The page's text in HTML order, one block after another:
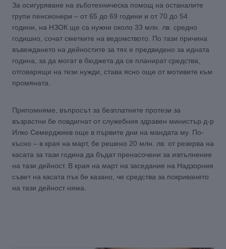
За осигуряване на зъботехническа помощ на останалите
групи пенсионери – от 65 до 69 години и от 70 до 54
години, на НЗОК ще са нужни около 33 млн. лв. средно
годишно, сочат сметките на ведомството. По тази причина
въвеждането на дейностите за тях е предвидено за идната
година, за да могат в бюджета да се планират средства,
отговарящи на тези нужди, става ясно още от мотивите към
промяната.
Припомняме, въпросът за безплатните протези за
възрастни бе повдигнат от служебния здравен министър д-р
Илко Семерджиев още в първите дни на мандата му. По-
късно – в края на март, бе решено 20 млн. лв. от резерва на
касата за тази година да бъдат пренасочени за изпълнение
на тази дейност. В края на март на заседание на Надзорния
съвет на касата пък бе казано, че средства за покриването
на тази дейност няма.